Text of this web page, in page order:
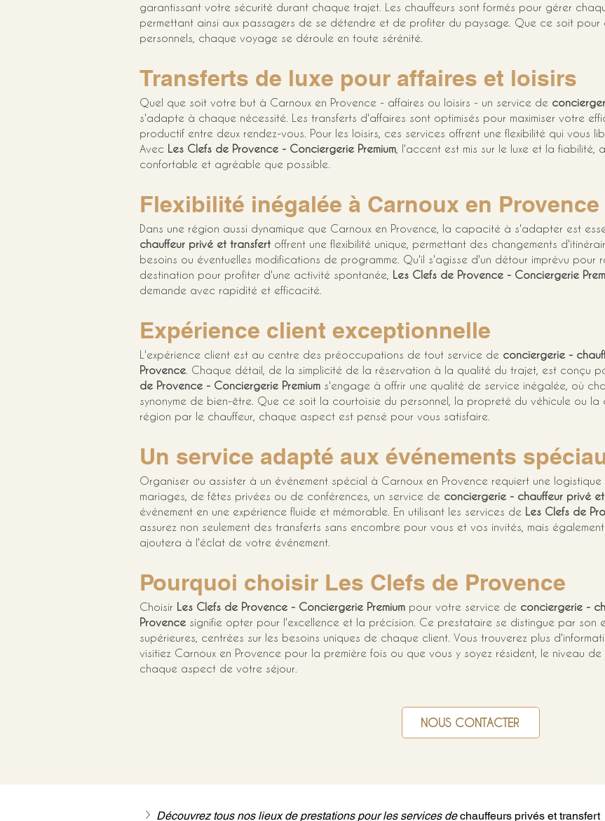
garantissant votre sécurité durant chaque trajet. Les chauffeurs sont formés pour gérer
permettant ainsi aux passagers de se détendre et de profiter du paysage. Que ce soit pour
personnels, chaque voyage se déroule en toute sérénité.
Transferts de luxe pour affaires et loisirs
Quel que soit votre but à Carnoux en Provence - affaires ou loisirs - un service de
s'adapte à chaque nécessité. Les transferts d'affaires sont optimisés pour maximiser votre
productif entre deux rendez-vous. Pour les loisirs, ces services offrent une flexibilité qui vous
Avec Les Clefs de Provence - Conciergerie Premium , l'accent est mis sur le luxe et la
confortable et agréable que possible.
Flexibilité inégalée à Carnoux en Provence
Dans une région aussi dynamique que Carnoux en Provence, la capacité à s'adapter est
chauffeur privé et transfert offrent une flexibilité unique, permettant des changements
besoins ou éventuelles modifications de programme. Qu'il s'agisse d'un détour imprévu pour
destination pour profiter d'une activité spontanée, Les Clefs de Provence - Conciergerie
demande avec rapidité et efficacité.
Expérience client exceptionnelle
L'expérience client est au centre des préoccupations de tout service de conciergerie -
Provence . Chaque détail, de la simplicité de la réservation à la qualité du trajet, est conçu
de Provence - Conciergerie Premium s'engage à offrir une qualité de service inégalée, où
synonyme de bien-être. Que ce soit la courtoisie du personnel, la propreté du véhicule ou
région par le chauffeur, chaque aspect est pensé pour vous satisfaire.
Un service adapté aux événements
Organiser ou assister à un événement spécial à Carnoux en Provence requiert une
mariages, de fêtes privées ou de conférences, un service de conciergerie - chauffeur privé
événement en une expérience fluide et mémorable. En utilisant les services de Les Clefs de
assurez non seulement des transferts sans encombre pour vous et vos invités, mais
ajoutera à l'éclat de votre événement.
Pourquoi choisir Les Clefs de Provence
Choisir Les Clefs de Provence - Conciergerie Premium pour votre service de conciergerie -
Provence signifie opter pour l'excellence et la précision. Ce prestataire se distingue par son
supérieures, centrées sur les besoins uniques de chaque client. Vous trouverez plus
visitiez Carnoux en Provence pour la première fois ou que vous y soyez résident, le niveau
chaque aspect de votre séjour.
NOUS CONTACTER
Découvrez tous nos lieux de prestations pour les services de chauffeurs privés et transfert